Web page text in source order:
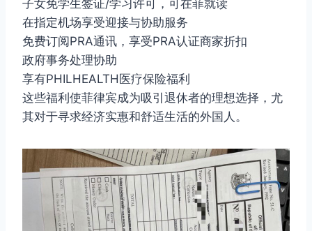
子女免学生签证/学习许可，可在菲就读
在指定机场享受迎接与协助服务
免费订阅PRA通讯，享受PRA认证商家折扣
政府事务处理协助
享有PHILHEALTH医疗保险福利
这些福利使菲律宾成为吸引退休者的理想选择，尤
其对于寻求经济实惠和舒适生活的外国人。